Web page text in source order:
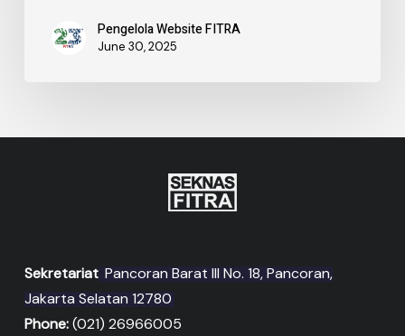
Pengelola Website FITRA
June 30, 2025
Sekretariat Pancoran Barat III No. 18, Pancoran,
Jakarta Selatan 12780
Phone:(021) 26966005